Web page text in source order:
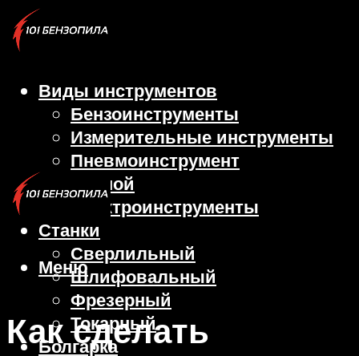
Виды инструментов
Бензоинструменты
Измерительные инструменты
Пневмоинструмент
Ручной
Электроинструменты
Станки
Сверлильный
Шлифовальный
Фрезерный
Токарный
Болгарка
Меню
Как сделать